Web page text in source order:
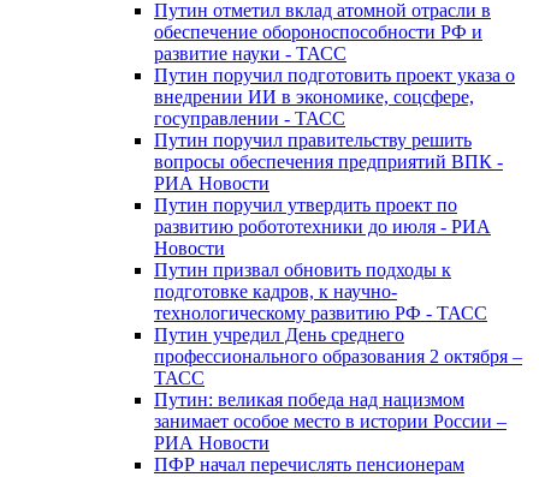
Путин отметил вклад атомной отрасли в
обеспечение обороноспособности РФ и
развитие науки - ТАСС
Путин поручил подготовить проект указа о
внедрении ИИ в экономике, соцсфере,
госуправлении - ТАСС
Путин поручил правительству решить
вопросы обеспечения предприятий ВПК -
РИА Новости
Путин поручил утвердить проект по
развитию робототехники до июля - РИА
Новости
Путин призвал обновить подходы к
подготовке кадров, к научно-
технологическому развитию РФ - ТАСС
Путин учредил День среднего
профессионального образования 2 октября –
ТАСС
Путин: великая победа над нацизмом
занимает особое место в истории России –
РИА Новости
ПФР начал перечислять пенсионерам